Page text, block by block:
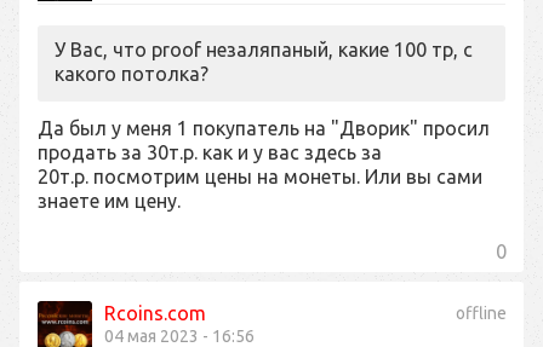
У Вас, что proof незаляпаный, какие 100 тр, с
какого потолка?
Да был у меня 1 покупатель на "Дворик" просил
продать за 30т.р. как и у вас здесь за
20т.р. посмотрим цены на монеты. Или вы сами
знаете им цену.
0
offline
Rcoins.com
04 мая 2023 - 16:56